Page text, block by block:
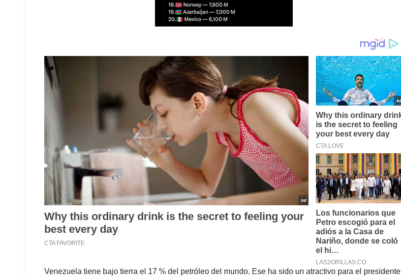
Venezuela tiene bajo tierra el 17 % del petróleo del mundo. Ese ha sido un atractivo para el presidente